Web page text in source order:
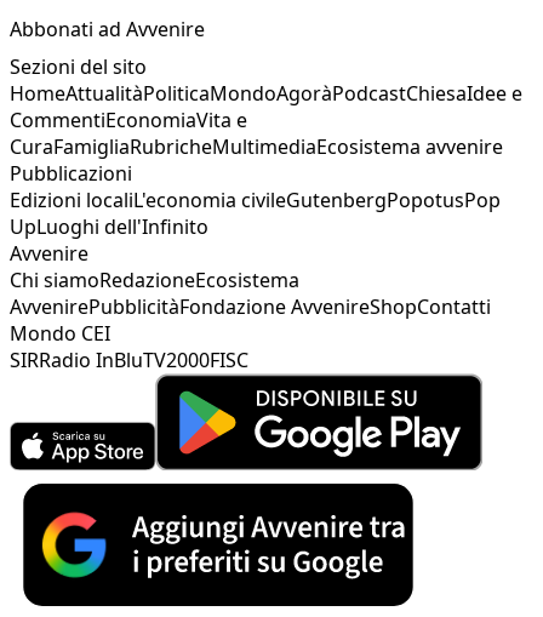
Abbonati ad Avvenire
Sezioni del sito
HomeAttualitàPoliticaMondoAgoràPodcastChiesaIdee e
CommentiEconomiaVita e
CuraFamigliaRubricheMultimediaEcosistema avvenire
Pubblicazioni
Edizioni localiL'economia civileGutenbergPopotusPop
UpLuoghi dell'Infinito
Avvenire
Chi siamoRedazioneEcosistema
AvvenirePubblicitàFondazione AvvenireShopContatti
Mondo CEI
SIRRadio InBluTV2000FISC